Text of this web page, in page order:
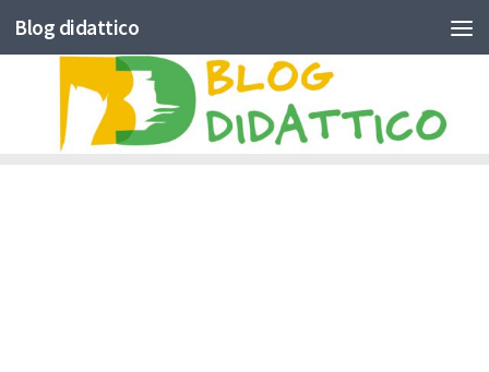
Skip to content
Blog didattico